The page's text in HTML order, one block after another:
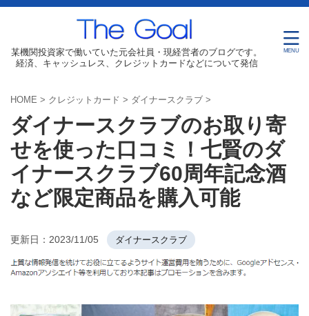
某機関投資家で働いていた元会社員・現経営者のブログです。
経済、キャッシュレス、クレジットカードなどについて発信
HOME > クレジットカード > ダイナースクラブ >
ダイナースクラブのお取り寄
せを使った口コミ！七賢のダ
イナースクラブ60周年記念酒
など限定商品を購入可能
更新日： 2023/11/05 ダイナースクラブ